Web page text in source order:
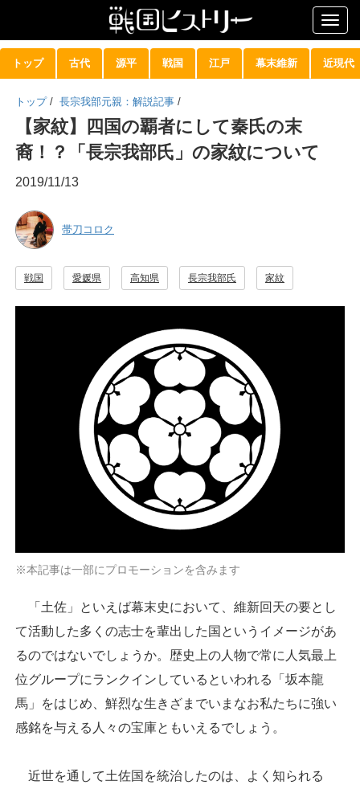
トップ 古代 源平 戦国 江戸 幕末維新 近現代
トップ / 長宗我部元親：解説記事 /
【家紋】四国の覇者にして秦氏の末
裔！？「長宗我部氏」の家紋について
2019/11/13
帯刀コロク
戦国 愛媛県 高知県 長宗我部氏 家紋
※本記事は一部にプロモーションを含みます
「土佐」といえば幕末史において、維新回天の要とし
て活動した多くの志士を輩出した国というイメージがあ
るのではないでしょうか。歴史上の人物で常に人気最上
位グループにランクインしているといわれる「坂本龍
馬」をはじめ、鮮烈な生きざまでいまなお私たちに強い
感銘を与える人々の宝庫ともいえるでしょう。
近世を通して土佐国を統治したのは、よく知られる